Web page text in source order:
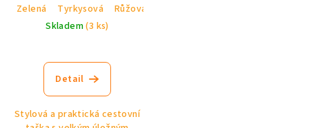
Zelená
Tyrkysová Růžová
Skladem(3 ks)
Detail
Stylová a praktická cestovní